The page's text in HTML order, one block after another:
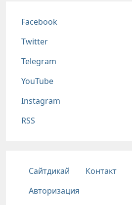
Соц сети
Facebook
Twitter
Telegram
YouTube
Instagram
RSS
Подвал
Сайтдикай Контакт
Авторизация